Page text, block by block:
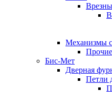
Механизмы
Бис-Мет
Дверная
Петли